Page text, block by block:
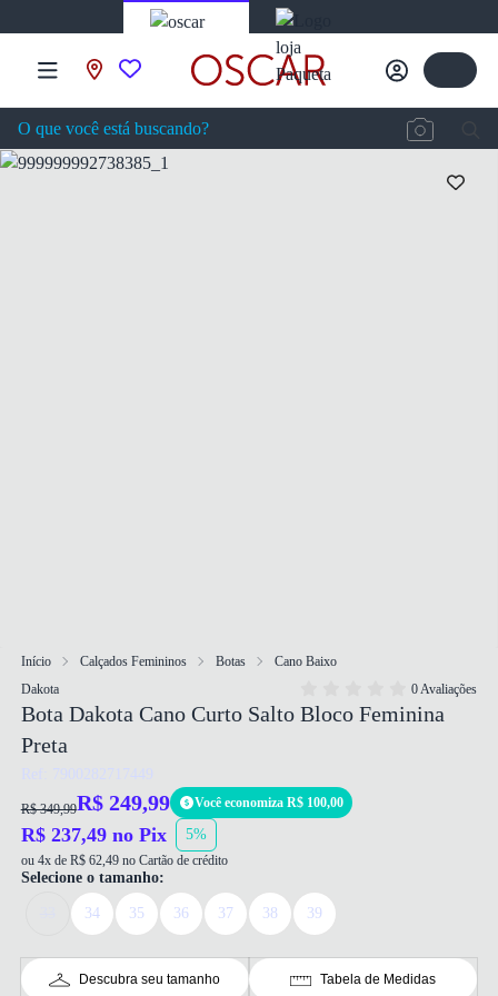
Início Calçados Femininos Botas
Cano Baixo
Dakota
0 Avaliações
Bota Dakota Cano Curto Salto Bloco Feminina
Preta
Ref: 7900282717449
R$ 349,99R$ 249,99 Você economiza R$ 100,00
R$ 237,49 no Pix 5%
ou 4x de R$ 62,49 no Cartão de crédito
Selecione o tamanho:
34 35 36 37 38 39
Descubra seu tamanho Tabela de Medidas